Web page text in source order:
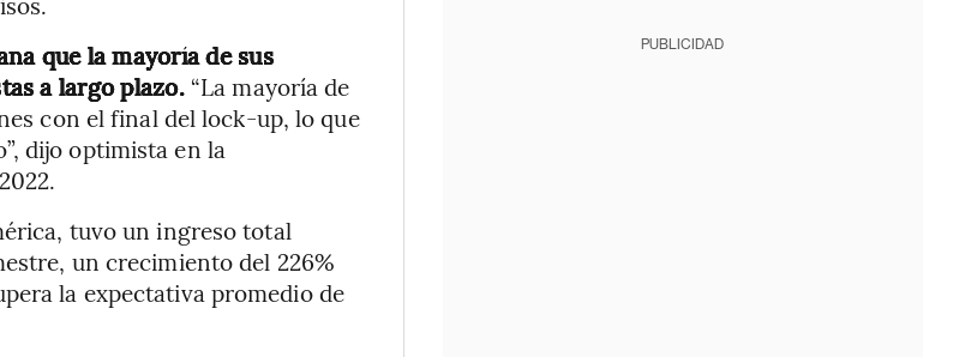
que la mayoría de sus
a largo plazo. “La mayoría de
con el final del lock-up, lo que
dijo optimista en la
tuvo un ingreso total
un crecimiento del 226%
la expectativa promedio de
PUBLICIDAD